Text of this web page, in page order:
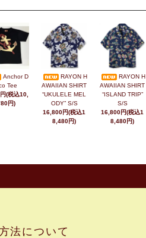
Anchor D
Tee
(税込10,
円)
RAYON H
AWAIIAN SHIRT
“UKULELE MEL
ODY” S/S
16,800円(税込1
8,480円)
RAYON H
AWAIIAN SHIRT
“ISLAND TRIP”
S/S
16,800円(税込1
8,480円)
法について